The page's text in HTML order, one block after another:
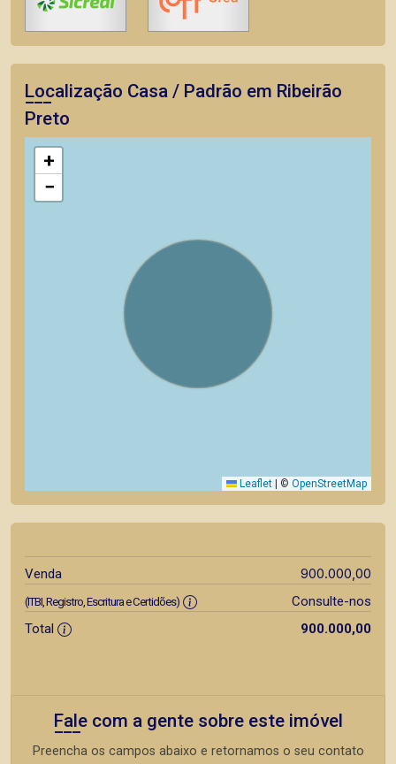
Localização Casa / Padrão em Ribeirão
Preto
+
−
Leaflet © OpenStreetMap
Venda 900.000,00
(ITBI, Registro, Escritura e Certidões)
Consulte-nos
Total
900.000,00
Fale com a gente sobre este imóvel
Preencha os campos abaixo e retornamos o seu contato